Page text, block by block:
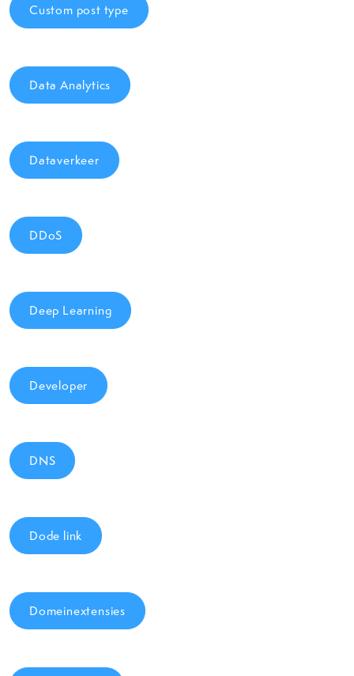
Custom post type
Data Analytics
Dataverkeer
DDoS
Deep Learning
Developer
DNS
Dode link
Domeinextensies